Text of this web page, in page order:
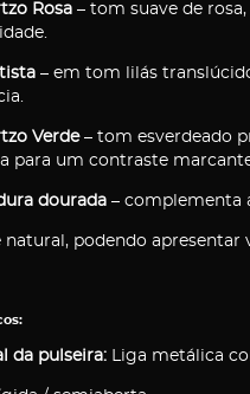
Rosa – tom suave de
– em tom lilás
Verde– tom esverdeado
para um contraste
dourada – complementa
natural, podendo
da pulseira: Liga metálica